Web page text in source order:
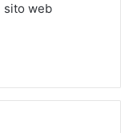
sito web